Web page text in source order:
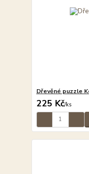
Dřevěné puzzle
225 Kč/ks